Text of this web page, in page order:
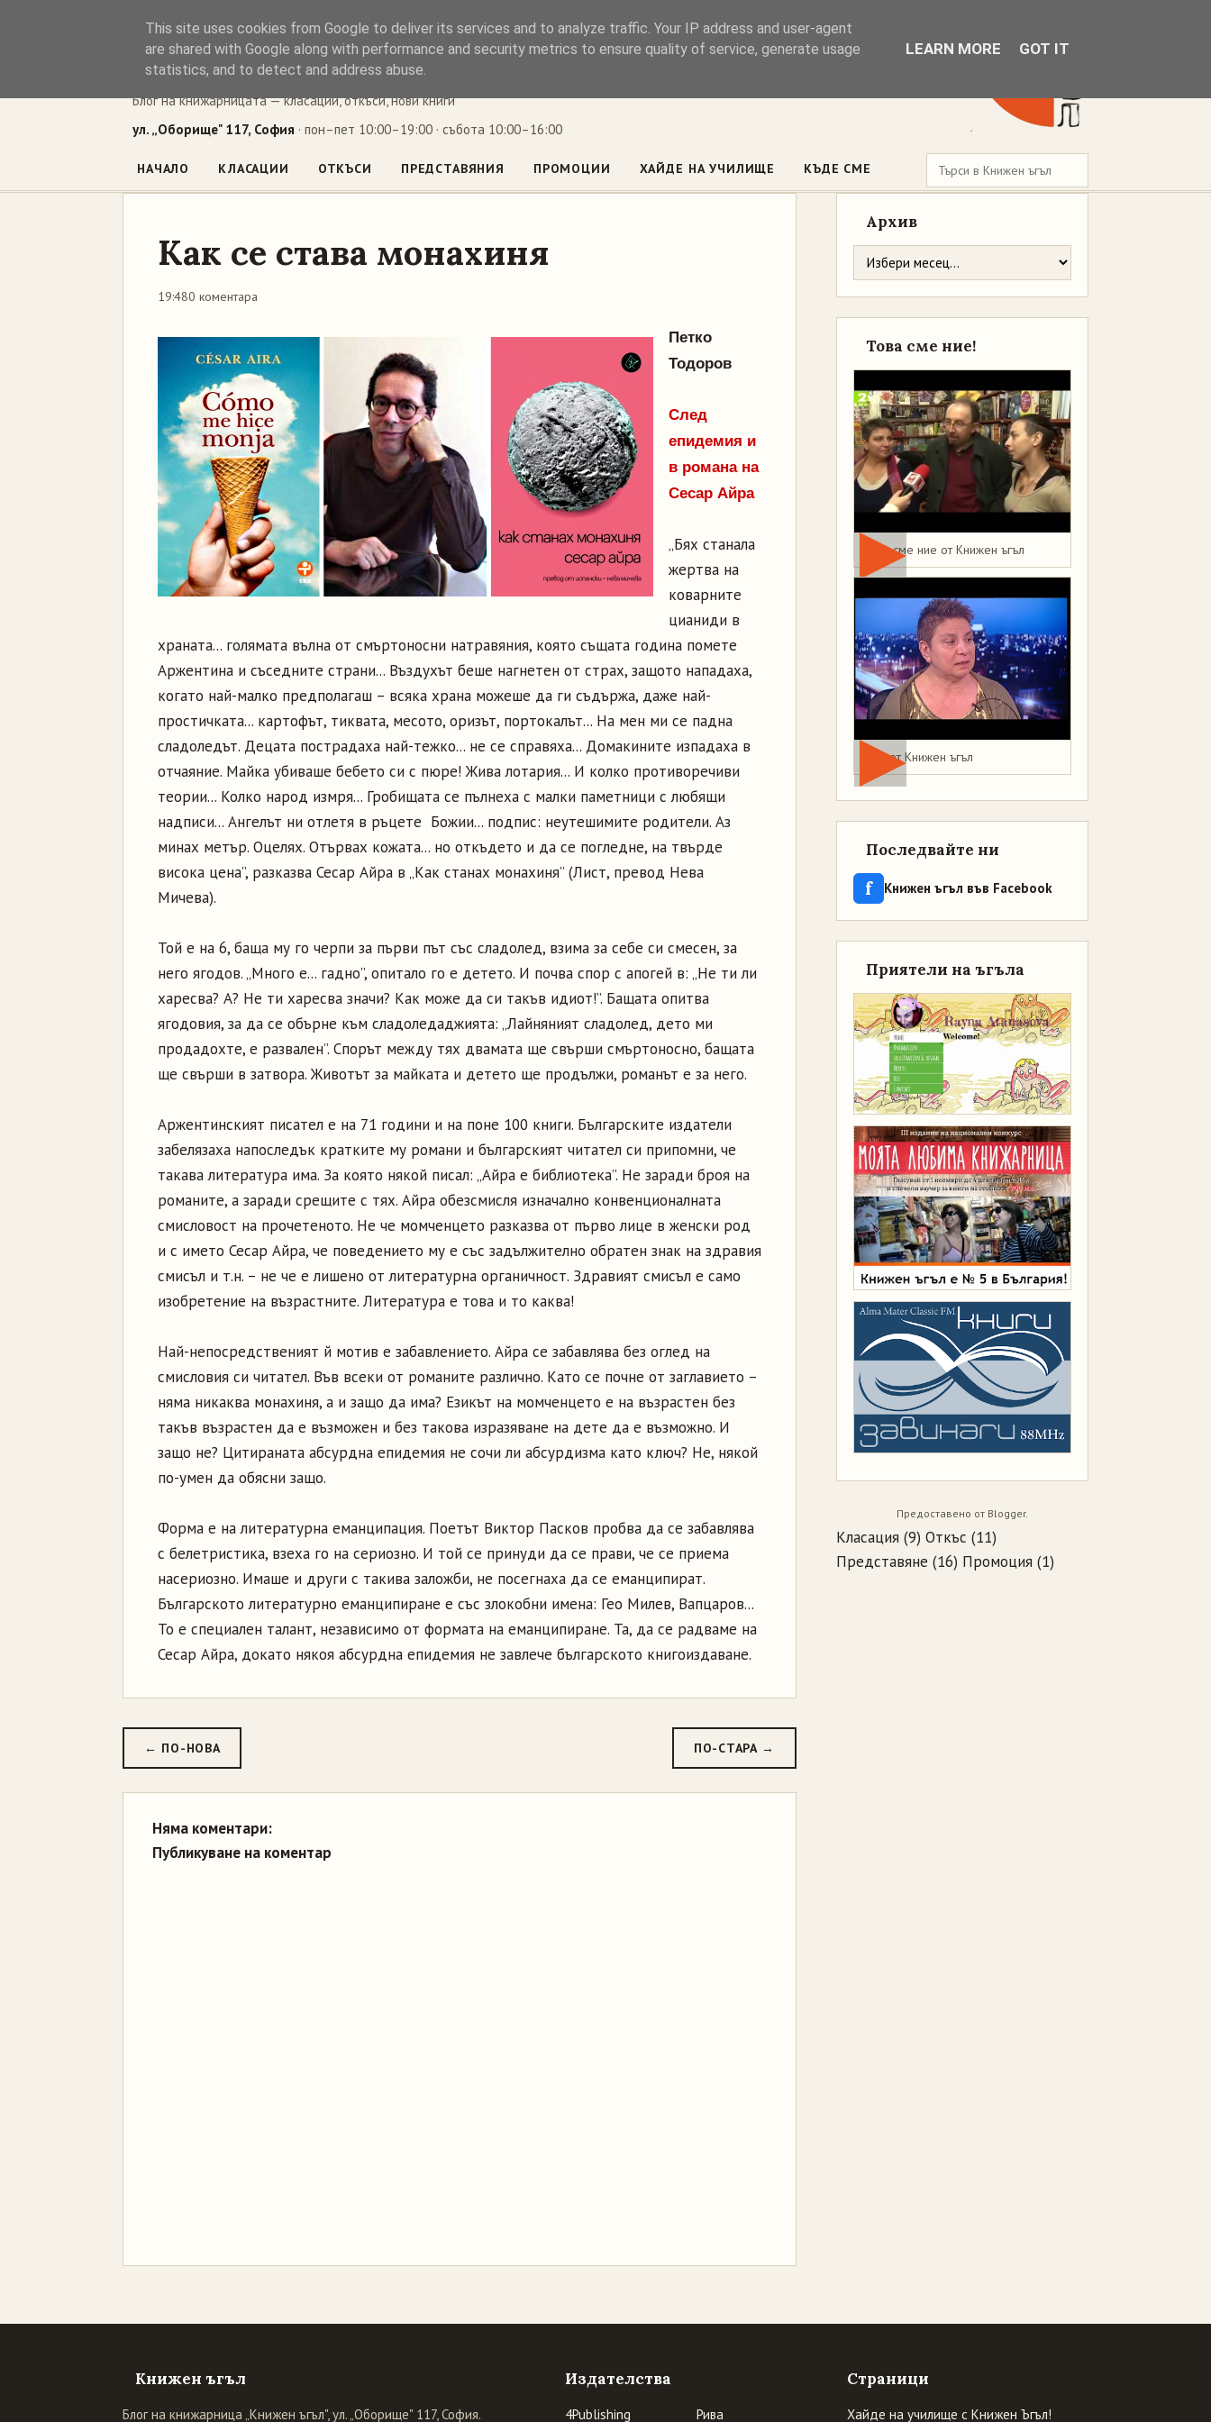
Книжен ъгъл
Блог на книжарницата — класации, откъси, нови книги
ул. „Оборище" 117, София · пон–пет 10:00–19:00 · събота 10:00–16:00
НАЧАЛО КЛАСАЦИИ ОТКЪСИ ПРЕДСТАВЯНИЯ ПРОМОЦИИ ХАЙДЕ НА УЧИЛИЩЕ КЪДЕ СМЕ
Как се става монахиня
19:480 коментара
Петко
Тодоров
След
епидемия и
в романа на
Сесар Айра
„Бях станала
жертва на
коварните
цианиди в
храната... голямата вълна от смъртоносни натравяния, която същата година помете
Аржентина и съседните страни... Въздухът беше нагнетен от страх, защото нападаха,
когато най-малко предполагаш – всяка храна можеше да ги съдържа, даже най-
простичката... картофът, тиквата, месото, оризът, портокалът... На мен ми се падна
сладоледът. Децата пострадаха най-тежко... не се справяха... Домакините изпадаха в
отчаяние. Майка убиваше бебето си с пюре! Жива лотария... И колко противоречиви
теории... Колко народ измря... Гробищата се пълнеха с малки паметници с любящи
надписи... Ангелът ни отлетя в ръцете Божии... подпис: неутешимите родители. Аз
минах метър. Оцелях. Отървах кожата... но откъдето и да се погледне, на твърде
висока цена”, разказва Сесар Айра в „Как станах монахиня” (Лист, превод Нева
Мичева).
Той е на 6, баща му го черпи за първи път със сладолед, взима за себе си смесен, за
него ягодов. „Много е... гадно”, опитало го е детето. И почва спор с апогей в: „Не ти ли
харесва? А? Не ти харесва значи? Как може да си такъв идиот!”. Бащата опитва
ягодовия, за да се обърне към сладоледаджията: „Лайняният сладолед, дето ми
продадохте, е развален”. Спорът между тях двамата ще свърши смъртоносно, бащата
ще свърши в затвора. Животът за майката и детето ще продължи, романът е за него.
Аржентинският писател е на 71 години и на поне 100 книги. Българските издатели
забелязаха напоследък кратките му романи и българският читател си припомни, че
такава литература има. За която някой писал: „Айра е библиотека”. Не заради броя на
романите, а заради срещите с тях. Айра обезсмисля изначално конвенционалната
смисловост на прочетеното. Не че момченцето разказва от първо лице в женски род
и с името Сесар Айра, че поведението му е със задължително обратен знак на здравия
смисъл и т.н. – не че е лишено от литературна органичност. Здравият смисъл е само
изобретение на възрастните. Литература е това и то каква!
Най-непосредственият й мотив е забавлението. Айра се забавлява без оглед на
смисловия си читател. Във всеки от романите различно. Като се почне от заглавието –
няма никаква монахиня, а и защо да има? Езикът на момченцето е на възрастен без
такъв възрастен да е възможен и без такова изразяване на дете да е възможно. И
защо не? Цитираната абсурдна епидемия не сочи ли абсурдизма като ключ? Не, някой
по-умен да обясни защо.
Форма е на литературна еманципация. Поетът Виктор Пасков пробва да се забавлява
с белетристика, взеха го на сериозно. И той се принуди да се прави, че се приема
насериозно. Имаше и други с такива заложби, не посегнаха да се еманципират.
Българското литературно еманципиране е със злокобни имена: Гео Милев, Вапцаров...
То е специален талант, независимо от формата на еманципиране. Та, да се радваме на
Сесар Айра, докато някоя абсурдна епидемия не завлече българското книгоиздаване.
← ПО-НОВА ПО-СТАРА →
Няма коментари:
Публикуване на коментар
Архив
Това сме ние!
Това сме ние от Книжен ъгъл
Мая от Книжен ъгъл
Последвайте ни
f Книжен ъгъл във Facebook
Приятели на ъгъла
Предоставено от Blogger.
Класация (9) Откъс (11)
Представяне (16) Промоция (1)
Книжен ъгъл
Блог на книжарница „Книжен ъгъл", ул. „Оборище" 117, София.
Издателства
4Publishing Рива
Страници
Хайде на училище с Книжен Ъгъл!
This site uses cookies from Google to deliver its services and to analyze traffic. Your IP address and user-agent
are shared with Google along with performance and security metrics to ensure quality of service, generate usage
statistics, and to detect and address abuse.
LEARN MORE GOT IT